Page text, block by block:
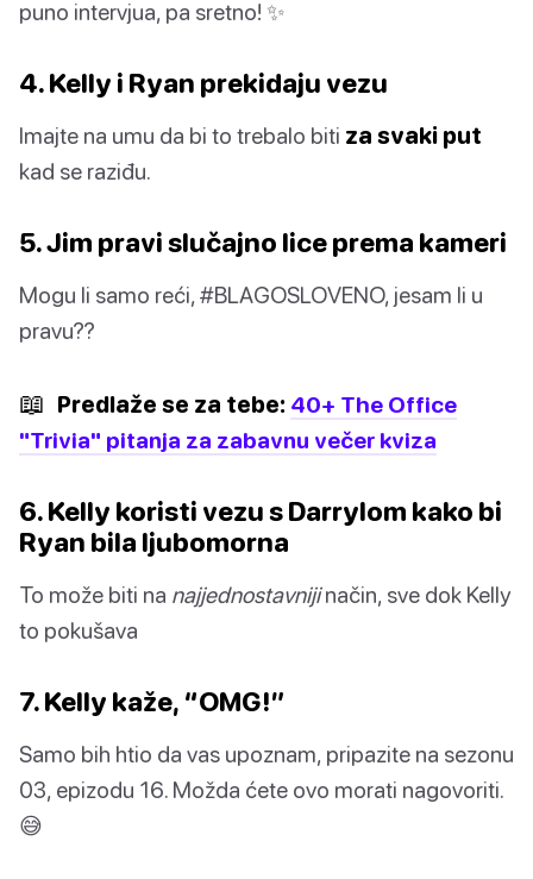
puno intervjua, pa sretno! ✨
4. Kelly i Ryan prekidaju vezu
Imajte na umu da bi to trebalo biti za svaki put
kad se raziđu.
5. Jim pravi slučajno lice prema kameri
Mogu li samo reći, #BLAGOSLOVENO, jesam li u
pravu??
📖 Predlaže se za tebe: 40+ The Office
"Trivia" pitanja za zabavnu večer kviza
6. Kelly koristi vezu s Darrylom kako bi
Ryan bila ljubomorna
To može biti na najjednostavnijinačin, sve dok Kelly
to pokušava
7. Kelly kaže, “OMG!”
Samo bih htio da vas upoznam, pripazite na sezonu
03, epizodu 16. Možda ćete ovo morati nagovoriti.
😅